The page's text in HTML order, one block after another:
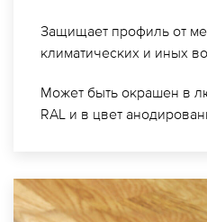
Защищает профиль от
климатических и иных
Может быть окрашен в
RAL и в цвет